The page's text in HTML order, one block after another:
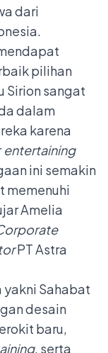
dari
pilihan
Sirion sangat
dalam
karena
entertaining
ini semakin
memenuhi
Amelia
PT Astra
yakni Sahabat
desain
baru,
, serta